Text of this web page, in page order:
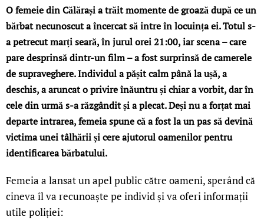
O femeie din Călărași a trăit momente de groază după ce un
bărbat necunoscut a încercat să intre în locuința ei. Totul s-
a petrecut marți seară, în jurul orei 21:00, iar scena – care
pare desprinsă dintr-un film – a fost surprinsă de camerele
de supraveghere. Individul a pășit calm până la ușă, a
deschis, a aruncat o privire înăuntru și chiar a vorbit, dar în
cele din urmă s-a răzgândit și a plecat. Deși nu a forțat mai
departe intrarea, femeia spune că a fost la un pas să devină
victima unei tâlhării și cere ajutorul oamenilor pentru
identificarea bărbatului.
Femeia a lansat un apel public către oameni, sperând că
cineva îl va recunoaște pe individ și va oferi informații
utile poliției: